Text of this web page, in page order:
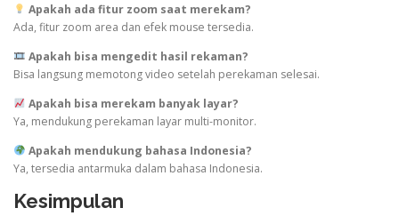
Apakah ada fitur zoom saat merekam?
Ada, fitur zoom area dan efek mouse tersedia.
Apakah bisa mengedit hasil rekaman?
Bisa langsung memotong video setelah perekaman selesai.
Apakah bisa merekam banyak layar?
Ya, mendukung perekaman layar multi-monitor.
Apakah mendukung bahasa Indonesia?
Ya, tersedia antarmuka dalam bahasa Indonesia.
Kesimpulan